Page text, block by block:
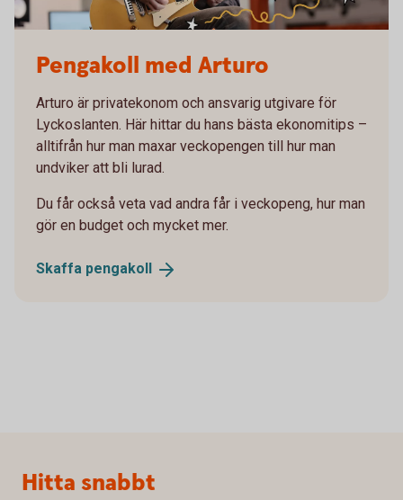
Pengakoll med Arturo
Arturo är privatekonom och ansvarig utgivare för
Lyckoslanten. Här hittar du hans bästa ekonomitips –
alltifrån hur man maxar veckopengen till hur man
undviker att bli lurad.
Du får också veta vad andra får i veckopeng, hur man
gör en budget och mycket mer.
Skaffa pengakoll
Sidfot
Hitta snabbt